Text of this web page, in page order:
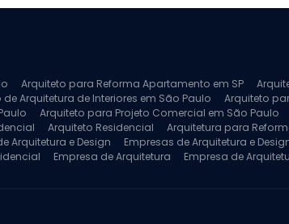
Arquiteto para Reforma Apartamento em SP
Arquitetura de Interiores em São Paulo
Arquiteto
Arquiteto para Projeto Comercial em São Paulo
Arquiteto Residencial Arquitetura para
Arquitetura e Design Empresas de Arquitetura e
Empresa de Arquitetura Empresa de